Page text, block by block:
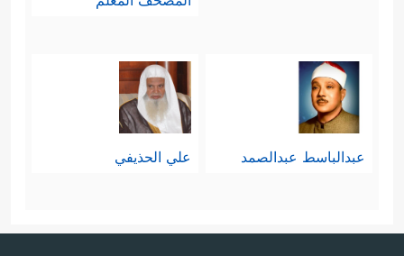
عبدالباسط عبدالصمد علي الحذيفي